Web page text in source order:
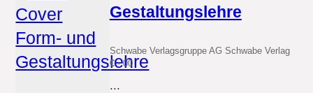
Gestaltungslehre
Schwabe Verlagsgruppe AG Schwabe Verlag
€· 00
...